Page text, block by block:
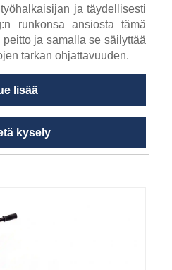
ja täydellisesti
runkonsa ansiosta tämä
ja samalla se säilyttää
tarkan ohjattavuuden.
lisää
kysely